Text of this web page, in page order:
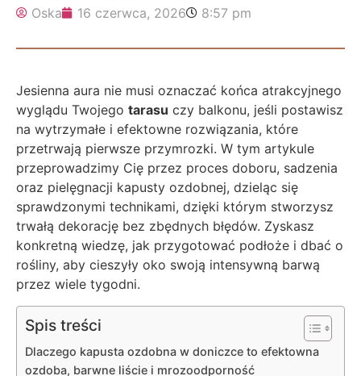
Oska 16 czerwca, 2026 8:57 pm
Jesienna aura nie musi oznaczać końca atrakcyjnego
wyglądu Twojego tarasu czy balkonu, jeśli postawisz
na wytrzymałe i efektowne rozwiązania, które
przetrwają pierwsze przymrozki. W tym artykule
przeprowadzimy Cię przez proces doboru, sadzenia
oraz pielęgnacji kapusty ozdobnej, dzieląc się
sprawdzonymi technikami, dzięki którym stworzysz
trwałą dekorację bez zbędnych błędów. Zyskasz
konkretną wiedzę, jak przygotować podłoże i dbać o
rośliny, aby cieszyły oko swoją intensywną barwą
przez wiele tygodni.
Spis treści
Dlaczego kapusta ozdobna w doniczce to efektowna
ozdoba, barwne liście i mrozoodporność